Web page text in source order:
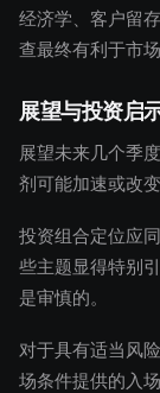
经济学、客户留
查最终有利于市
展望与投资启
展望未来几个季
剂可能加速或改
投资组合定位应
些主题显得特别
是审慎的。
对于具有适当风
场条件提供的入